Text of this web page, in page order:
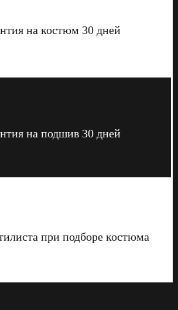
на костюм 30 дней
на подшив 30 дней
при подборе костюма